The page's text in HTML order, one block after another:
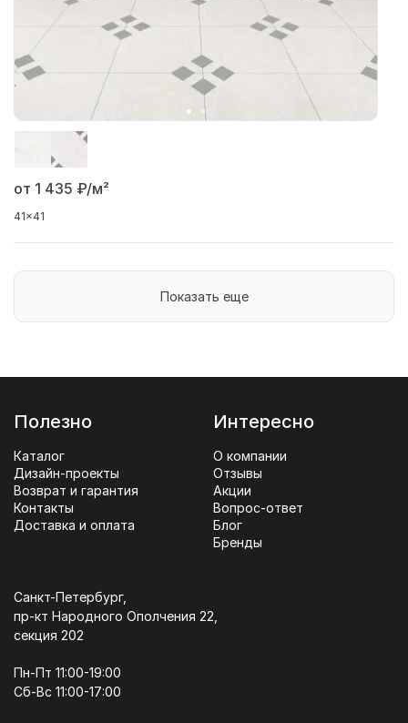
от 1 435 ₽/м²
41x41
Показать еще
Полезно
Каталог
Дизайн-проекты
Возврат и гарантия
Контакты
Доставка и оплата
Интересно
О компании
Отзывы
Акции
Вопрос-ответ
Блог
Бренды
Санкт-Петербург,
пр-кт Народного Ополчения 22,
секция 202
Пн-Пт 11:00-19:00
Сб-Вс 11:00-17:00